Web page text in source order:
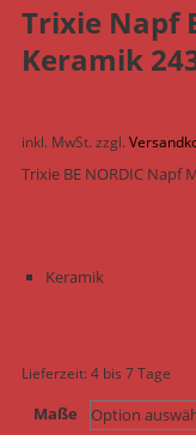
Trixie Napf
Keramik
inkl. MwSt. zzgl.
Trixie BE NORDIC Napf
Keramik
Lieferzeit:4 bis 7 Tage
Maße